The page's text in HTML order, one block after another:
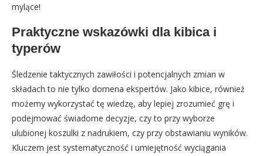
mylące!
Praktyczne wskazówki dla kibica i
typerów
Śledzenie taktycznych zawiłości i potencjalnych zmian w
składach to nie tylko domena ekspertów. Jako kibice, również
możemy wykorzystać tę wiedzę, aby lepiej zrozumieć grę i
podejmować świadome decyzje, czy to przy wyborze
ulubionej koszulki z nadrukiem, czy przy obstawianiu wyników.
Kluczem jest systematyczność i umiejętność wyciągania